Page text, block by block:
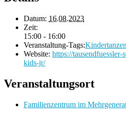
Datum: 16.08.2023
Zeit:
15:00 - 16:00
Veranstaltung-Tags:Kindertanzen
Website: https://
kids-jr/
Veranstaltungsort
Familienzentrum im